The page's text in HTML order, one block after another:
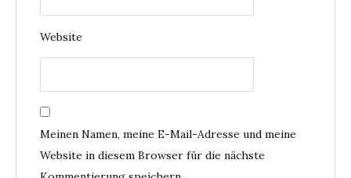
Website
Meinen Namen, meine E-Mail-Adresse und meine
Website in diesem Browser für die nächste